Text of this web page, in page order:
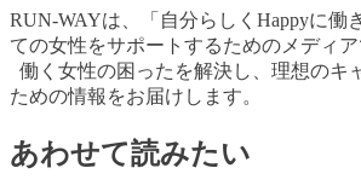
RUN-WAYは、「自分らしくHappyに働
ての女性をサポートするためのメディア
働く女性の困ったを解決し、理想のキ
ための情報をお届けします。
あわせて読みたい